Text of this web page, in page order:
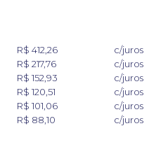
R$ 412,26
c/juros
R$ 217,76
c/juros
R$ 152,93
c/juros
R$ 120,51
c/juros
R$ 101,06
c/juros
R$ 88,10 c/juros